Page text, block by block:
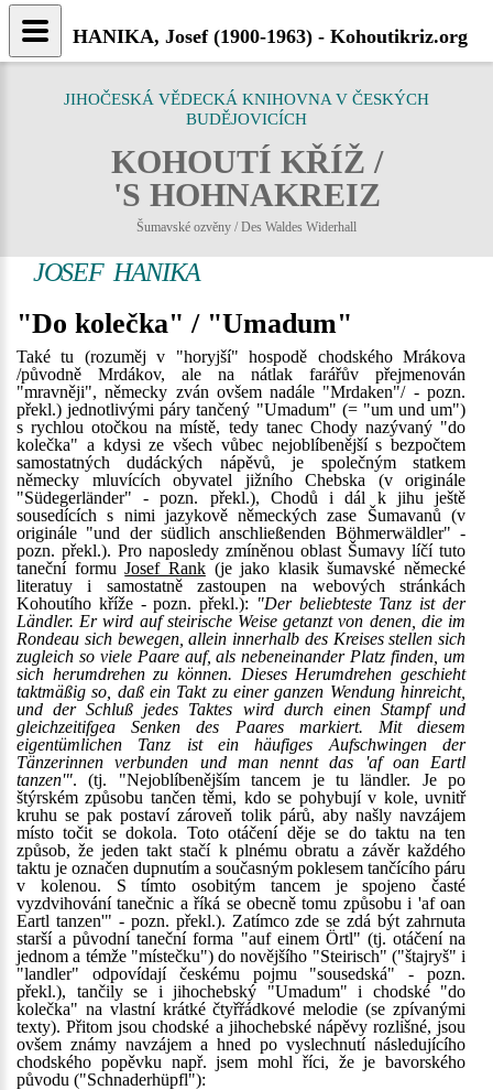
JIHOČESKÁ VĚDECKÁ KNIHOVNA V ČESKÝCH
BUDĚJOVICÍCH
KOHOUTÍ KŘÍŽ /
'S HOHNAKREIZ
Šumavské ozvěny / Des Waldes Widerhall
JOSEF HANIKA
"Do kolečka" / "Umadum"
Také tu (rozuměj v "horyjší" hospodě chodského Mrákova
/původně Mrdákov, ale na nátlak farářův přejmenován
"mravněji", německy zván ovšem nadále "Mrdaken"/ - pozn.
překl.) jednotlivými páry tančený "Umadum" (= "um und um")
s rychlou otočkou na místě, tedy tanec Chody nazývaný "do
kolečka" a kdysi ze všech vůbec nejoblíbenější s bezpočtem
samostatných dudáckých nápěvů, je společným statkem
německy mluvících obyvatel jižního Chebska (v originále
"Südegerländer" - pozn. překl.), Chodů i dál k jihu ještě
sousedících s nimi jazykově německých zase Šumavanů (v
originále "und der südlich anschließenden Böhmerwäldler" -
pozn. překl.). Pro naposledy zmíněnou oblast Šumavy líčí tuto
taneční formuJosef Rank(je jako klasik šumavské německé
literatuy i samostatně zastoupen na webových stránkách
Kohoutího kříže - pozn. překl.): "Der beliebteste Tanz ist der
Ländler. Er wird auf steirische Weise getanzt von denen, die im
Rondeau sich bewegen, allein innerhalb des Kreises stellen sich
zugleich so viele Paare auf, als nebeneinander Platz finden, um
sich herumdrehen zu können. Dieses Herumdrehen geschieht
taktmäßig so, daß ein Takt zu einer ganzen Wendung hinreicht,
und der Schluß jedes Taktes wird durch einen Stampf und
gleichzeitifgea Senken des Paares markiert. Mit diesem
eigentümlichen Tanz ist ein häufiges Aufschwingen der
Tänzerinnen verbunden und man nennt das 'af oan Eartl
tanzen'". (tj. "Nejoblíbenějším tancem je tu ländler. Je po
štýrském způsobu tančen těmi, kdo se pohybují v kole, uvnitř
kruhu se pak postaví zároveň tolik párů, aby našly navzájem
místo točit se dokola. Toto otáčení děje se do taktu na ten
způsob, že jeden takt stačí k plnému obratu a závěr každého
taktu je označen dupnutím a současným poklesem tančícího páru
v kolenou. S tímto osobitým tancem je spojeno časté
vyzdvihování tanečnic a říká se obecně tomu způsobu i 'af oan
Eartl tanzen'" - pozn. překl.). Zatímco zde se zdá být zahrnuta
starší a původní taneční forma "auf einem Örtl" (tj. otáčení na
jednom a témže "místečku") do novějšího "Steirisch" ("štajryš" i
"landler" odpovídají českému pojmu "sousedská" - pozn.
překl.), tančily se i jihochebský "Umadum" i chodské "do
kolečka" na vlastní krátké čtyřřádkové melodie (se zpívanými
texty). Přitom jsou chodské a jihochebské nápěvy rozlišné, jsou
ovšem známy navzájem a hned po vyslechnutí následujícího
chodského popěvku např. jsem mohl říci, že je bavorského
původu ("Schnaderhüpfl"):
HANIKA, Josef (1900-1963) - Kohoutikriz.org